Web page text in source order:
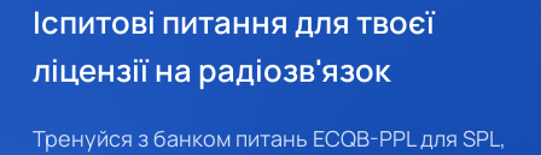
Іспитові питання для твоєї
ліцензії на радіозв'язок
Тренуйся з банком питань ECQB-PPL для SPL,